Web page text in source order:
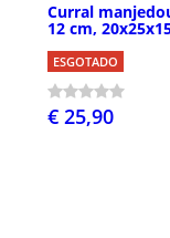
Curral
12 cm,
ESGOTADO
€ 25,90